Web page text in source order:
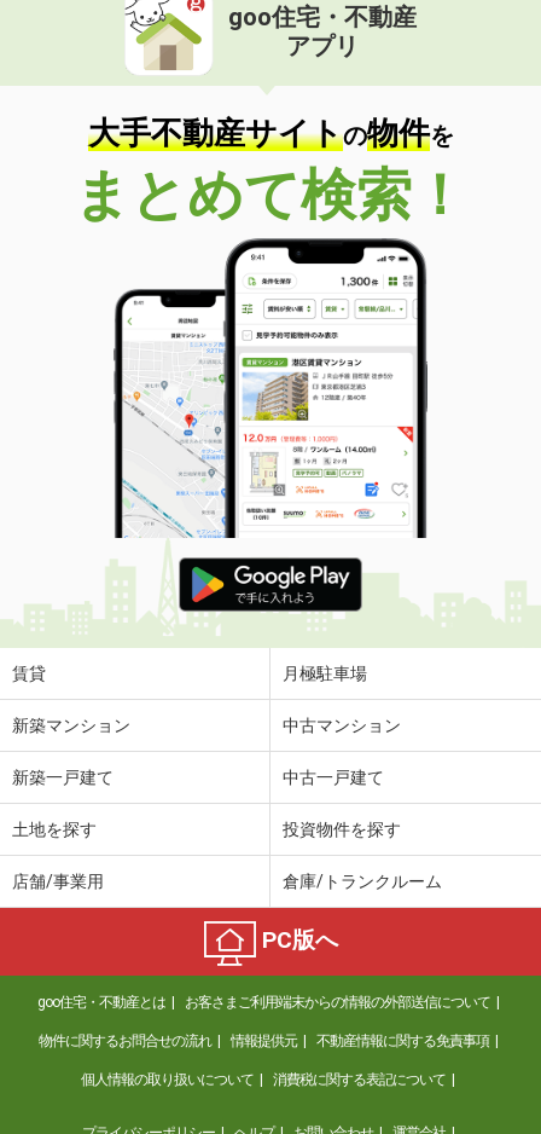
価 格
住 所
岩手県盛岡市津志田西２
専有面積 46.73m²
間取り
1K
岩手県花巻市豊沢町
価 格
4万円
岩手県花巻市豊沢町
49m²
間取り
3DK
岩手県盛岡市門１丁目
価 格
3.50万円
住 所
岩手県盛岡市門１丁目
専有面積 28.14m²
間取り
1K
岩手県盛岡市高松３
価 格
5.10万円
住 所
岩手県盛岡市高松３
専有面積
岩手県一関市字北ほうりょう
5.60万円
岩手県紫波郡紫波町桜町字才土地
7.60万円
住 所
岩手県紫波郡紫波町桜町字才土地
専有面積 67.89m²
間取り
3LDK
岩手県紫波郡紫波町桜町字才土地
goo住宅・不動産
アプリ
大手不動産サイトの物件を
まとめて検索！
賃貸 月極駐車場
新築マンション 中古マンション
新築一戸建て 中古一戸建て
土地を探す 投資物件を探す
店舗/事業用 倉庫/トランクルーム
PC版へ
goo住宅・不動産とは お客さまご利用端末からの情報の外部送信について
物件に関するお問合せの流れ 情報提供元 不動産情報に関する免責事項
個人情報の取り扱いについて 消費税に関する表記について